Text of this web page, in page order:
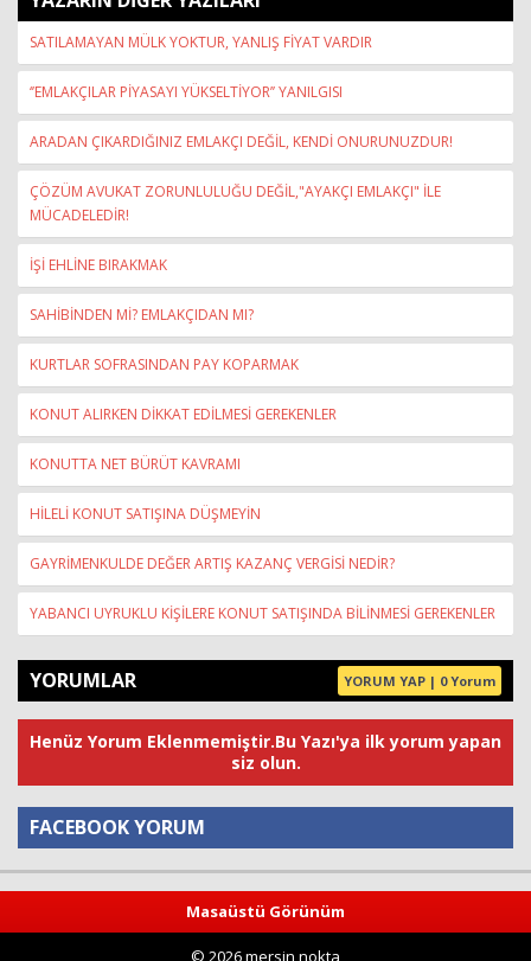
SATILAMAYAN MÜLK YOKTUR, YANLIŞ FİYAT VARDIR
‘’EMLAKÇILAR PİYASAYI YÜKSELTİYOR’’ YANILGISI
ARADAN ÇIKARDIĞINIZ EMLAKÇI DEĞİL, KENDİ ONURUNUZDUR!
ÇÖZÜM AVUKAT ZORUNLULUĞU DEĞİL,"AYAKÇI EMLAKÇI" İLE
MÜCADELEDİR!
İŞİ EHLİNE BIRAKMAK
SAHİBİNDEN Mİ? EMLAKÇIDAN MI?
KURTLAR SOFRASINDAN PAY KOPARMAK
KONUT ALIRKEN DİKKAT EDİLMESİ GEREKENLER
KONUTTA NET BÜRÜT KAVRAMI
HİLELİ KONUT SATIŞINA DÜŞMEYİN
GAYRİMENKULDE DEĞER ARTIŞ KAZANÇ VERGİSİ NEDİR?
YABANCI UYRUKLU KİŞİLERE KONUT SATIŞINDA BİLİNMESİ GEREKENLER
YORUMLAR YORUM YAP | 0 Yorum
Henüz Yorum Eklenmemiştir.Bu Yazı'ya ilk yorum yapan
siz olun.
FACEBOOK YORUM
Masaüstü Görünüm
© 2026 mersin nokta